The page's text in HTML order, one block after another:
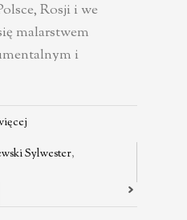
Rosji i we
malarstwem
i
Sylwester,